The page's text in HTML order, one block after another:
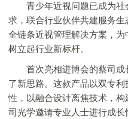
青少年近视问题已成为社
求，联合行业伙伴共建服务
全链条近视管理解决方案，为
树立起行业新标杆。
首次亮相进博会的蔡司成
了新思路。这款产品以双专
性，以融合设计离焦技术，
司光学邀请专业人士进行成